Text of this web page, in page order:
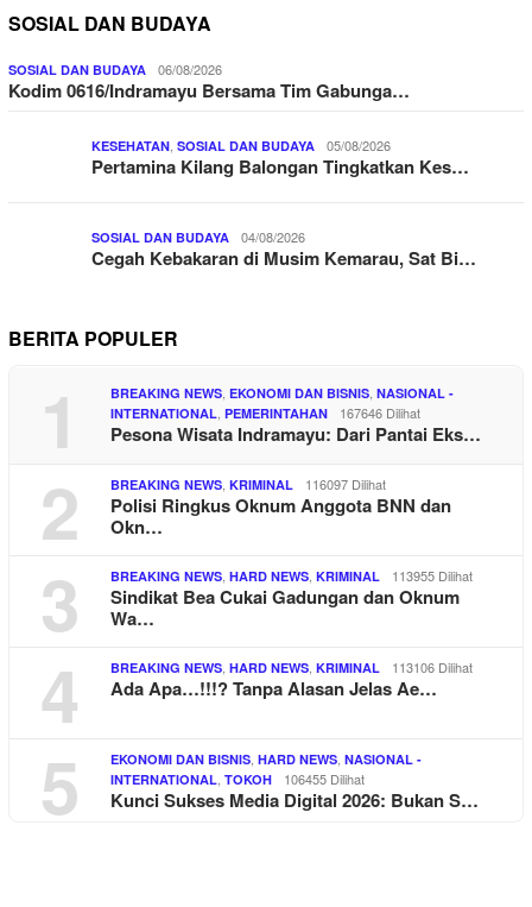
SOSIAL DAN BUDAYA
SOSIAL DAN BUDAYA 06/08/2026
Kodim 0616/Indramayu Bersama Tim Gabunga…
KESEHATAN SOSIAL DAN BUDAYA 05/08/2026
Pertamina Kilang Balongan Tingkatkan Kes…
SOSIAL DAN BUDAYA 04/08/2026
Cegah Kebakaran di Musim Kemarau, Sat Bi…
BERITA POPULER
1 BREAKING NEWS EKONOMI DAN BISNIS NASIONAL -
INTERNATIONAL PEMERINTAHAN 167646 Dilihat
Pesona Wisata Indramayu: Dari Pantai Eks…
2 BREAKING NEWS KRIMINAL 116097 Dilihat
Polisi Ringkus Oknum Anggota BNN dan
Okn…
3 BREAKING NEWS HARD NEWS KRIMINAL 113955 Dilihat
Sindikat Bea Cukai Gadungan dan Oknum
Wa…
4 BREAKING NEWS HARD NEWS KRIMINAL 113106 Dilihat
Ada Apa…!!!? Tanpa Alasan Jelas Ae…
5 EKONOMI DAN BISNIS HARD NEWS NASIONAL -
INTERNATIONAL TOKOH 106455 Dilihat
Kunci Sukses Media Digital 2026: Bukan S…